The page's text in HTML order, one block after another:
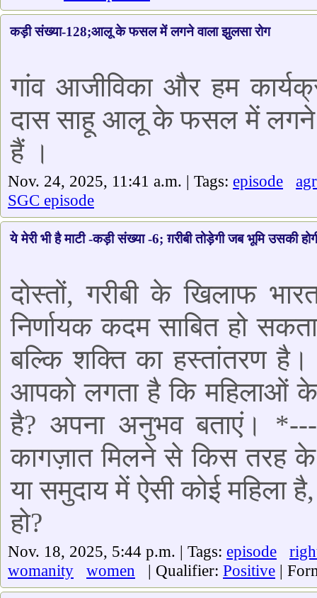
कड़ी संख्या-128;आलू के फसल में लगने वाला झुलसा रोग
गांव आजीविका और हम
दास साहू आलू के फसल में लगने
हैं ।
Nov. 24, 2025, 11:41 a.m. | Tags: episode
SGC episode
ये मेरी भी है माटी -कड़ी संख्या -6; ग़रीबी तोड़ेगी जब भूमि उसकी
दोस्तों, गरीबी के खिलाफ
निर्णायक कदम साबित हो
बल्कि शक्ति का हस्तांतरण
आपको लगता है कि महिलाओं के
है? अपना अनुभव बताएं।
कागज़ात मिलने से किस तरह
या समुदाय में ऐसी कोई महिला
हो?
Nov. 18, 2025, 5:44 p.m. | Tags: episode
womanity
women | Qualifier: Positive |